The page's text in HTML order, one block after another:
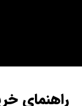
راهنمای